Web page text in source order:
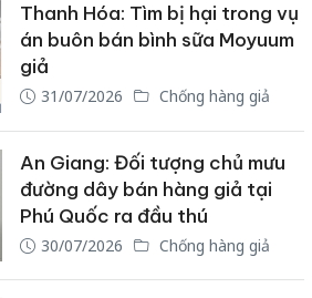
Thanh Hóa: Tìm bị hại trong vụ
án buôn bán bình sữa Moyuum
giả
31/07/2026 Chống hàng giả
An Giang: Đối tượng chủ mưu
đường dây bán hàng giả tại
Phú Quốc ra đầu thú
30/07/2026 Chống hàng giả